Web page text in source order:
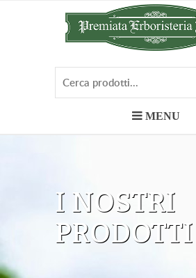
MENU
I NOSTRI
PRODOTTI